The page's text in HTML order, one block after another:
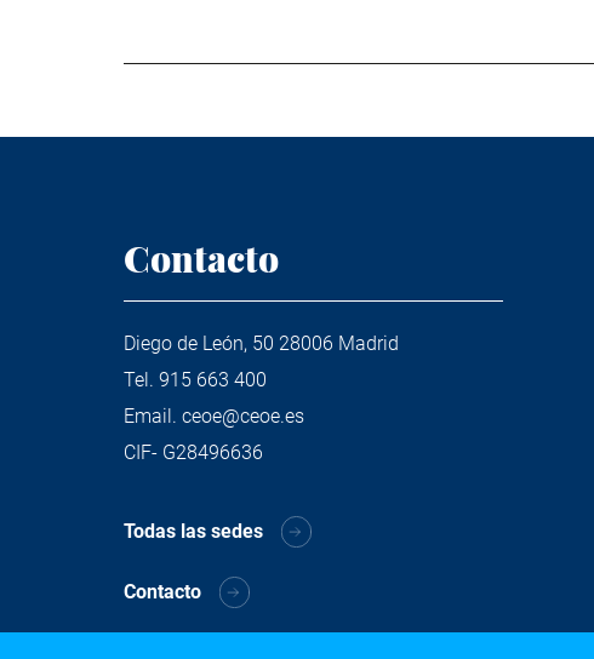
Contacto
Diego de León, 50 28006 Madrid
Tel. 915 663 400
Email. ceoe@ceoe.es
CIF- G28496636
Todas las sedes
Contacto